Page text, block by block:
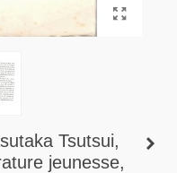
Tsutsui,
jeunesse,